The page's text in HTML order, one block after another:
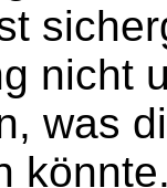
nicht
was